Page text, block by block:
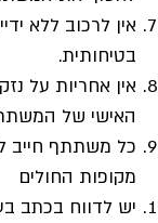
אין לרכוב ללא
בטיחותית.
אין אחריות על
האישי של
כל משתתף חייב
מקופות החולים
יש לדווח בכתב